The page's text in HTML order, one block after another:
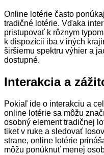
Online lotérie často
tradičné lotérie. Vďaka
pristupovať k rôznym
k dispozícii iba v iných
širšiemu spektru výhier a
dostupné.
Interakcia a
Pokiaľ ide o interakciu a
online lotérie sa môžu
osobný element tradičnej
tiket v ruke a sledovať
strane, online lotérie
môžu ponúknuť menej